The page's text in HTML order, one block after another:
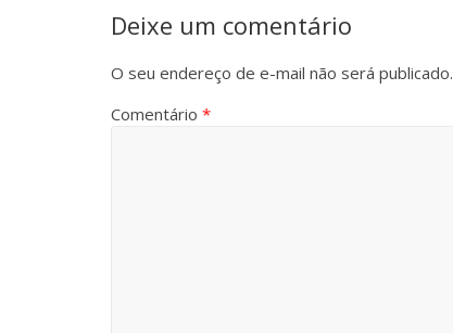
Deixe um comentário
O seu endereço de e-mail não será publicado.
Comentário *